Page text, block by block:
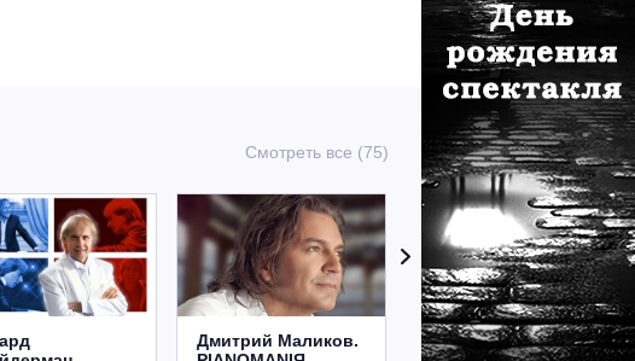
Смотреть все (75)
Дмитрий Маликов.
Рождественский